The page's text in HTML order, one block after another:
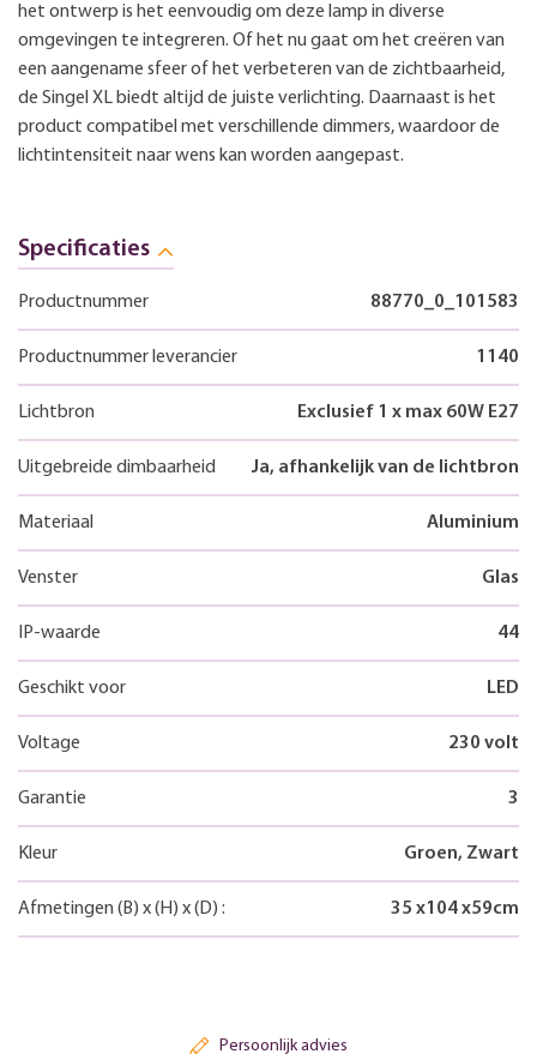
het ontwerp is het eenvoudig om deze lamp in diverse
omgevingen te integreren. Of het nu gaat om het creëren van
een aangename sfeer of het verbeteren van de zichtbaarheid,
de Singel XL biedt altijd de juiste verlichting. Daarnaast is het
product compatibel met verschillende dimmers, waardoor de
lichtintensiteit naar wens kan worden aangepast.
Specificaties
Productnummer 88770_0_101583
Productnummer leverancier 1140
Lichtbron Exclusief 1 x max 60W E27
Uitgebreide dimbaarheid Ja, afhankelijk van de lichtbron
Materiaal Aluminium
Venster Glas
IP-waarde 44
Geschikt voor LED
Voltage 230 volt
Garantie 3
Kleur Groen, Zwart
Afmetingen (B) x(H) x(D) : 35 x104x59cm
Persoonlijk advies